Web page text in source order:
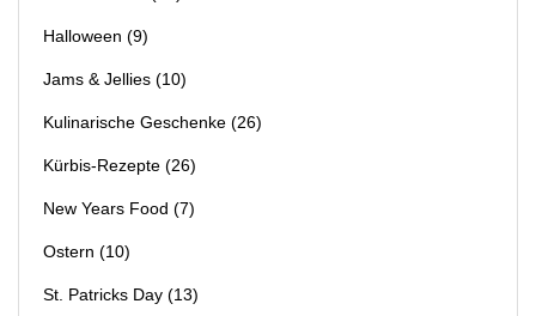
Halloween (9)
Jams & Jellies (10)
Kulinarische Geschenke (26)
Kürbis-Rezepte (26)
New Years Food (7)
Ostern (10)
St. Patricks Day (13)